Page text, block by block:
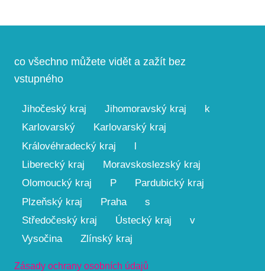
co všechno můžete vidět a zažít bez
vstupného
Jihočeský kraj Jihomoravský kraj
k
Karlovarský
Karlovarský kraj
Královéhradecký kraj
l
Liberecký kraj
Moravskoslezský kraj
Olomoucký kraj
P
Pardubický kraj
Plzeňský kraj
Praha
s
Středočeský kraj
Ústecký kraj
v
Vysočina
Zlínský kraj
Zásady ochrany osobních údajů